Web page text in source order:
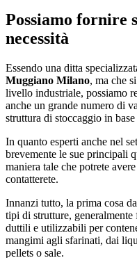
Possiamo fornire
necessità
Essendo una ditta
Muggiano Milano, ma che
livello industriale, possiamo
anche un grande numero di
struttura di stoccaggio in
In quanto esperti anche nel
brevemente le sue principali
maniera tale che potrete
contatterete.
Innanzi tutto, la prima cosa
tipi di strutture, generalmente
duttili e utilizzabili per
mangimi agli sfarinati, dai
pellets o sale.